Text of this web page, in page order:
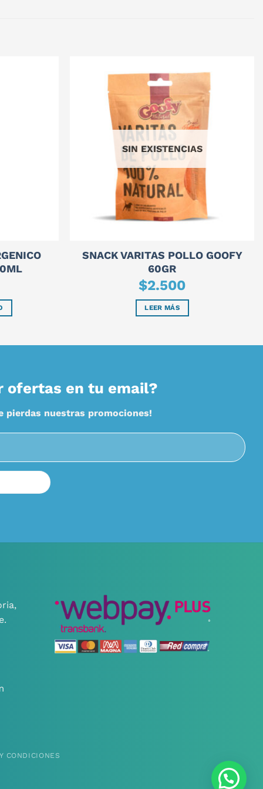
SIN EXISTENCIAS
SNACK VARITAS POLLO GOOFY
60GR
$2.500
LEER MÁS
ofertas en tu email?
pierdas nuestras promociones!
CONDICIONES